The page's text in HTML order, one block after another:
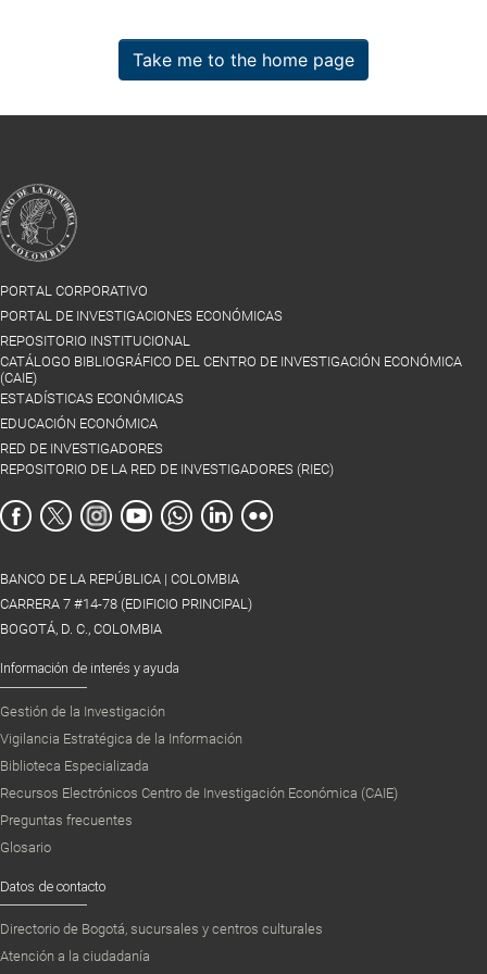
Take me to the home page
PORTAL CORPORATIVO
PORTAL DE INVESTIGACIONES ECONÓMICAS
REPOSITORIO INSTITUCIONAL
CATÁLOGO BIBLIOGRÁFICO DEL CENTRO DE INVESTIGACIÓN ECONÓMICA
(CAIE)
ESTADÍSTICAS ECONÓMICAS
EDUCACIÓN ECONÓMICA
RED DE INVESTIGADORES
REPOSITORIO DE LA RED DE INVESTIGADORES (RIEC)
BANCO DE LA REPÚBLICA | COLOMBIA
CARRERA 7 #14-78 (EDIFICIO PRINCIPAL)
BOGOTÁ, D. C., COLOMBIA
Información de interés y ayuda
Gestión de la Investigación
Vigilancia Estratégica de la Información
Biblioteca Especializada
Recursos Electrónicos Centro de Investigación Económica (CAIE)
Preguntas frecuentes
Glosario
Datos de contacto
Directorio de Bogotá, sucursales y centros culturales
Atención a la ciudadanía